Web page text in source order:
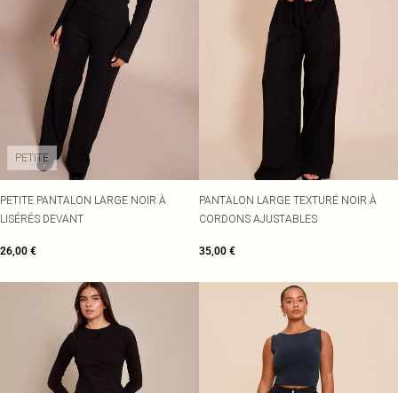
PETITE
PETITE PANTALON LARGE NOIR À
LISÉRÉS DEVANT
26,00 €
PANTALON LARGE TEXTURÉ NOIR À
CORDONS AJUSTABLES
35,00 €